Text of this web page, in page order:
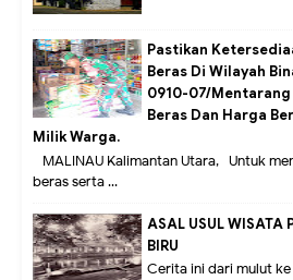
Pastikan
Beras Di Wilayah
0910-07/
Beras Dan Harga
Milik Warga.
MALINAU Kalimantan Utara,- Untuk
beras serta ...
ASAL USUL WISATA
BIRU
Cerita ini dari mulut